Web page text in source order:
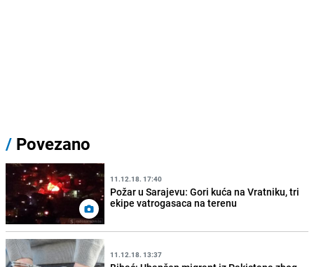
/ Povezano
11.12.18. 17:40
Požar u Sarajevu: Gori kuća na Vratniku, tri
ekipe vatrogasaca na terenu
11.12.18. 13:37